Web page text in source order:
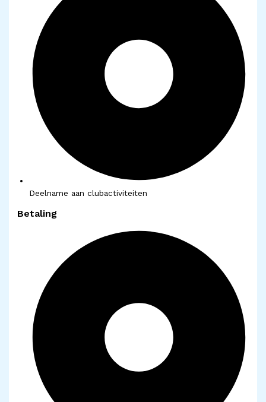
Deelname aan clubactiviteiten
Betaling